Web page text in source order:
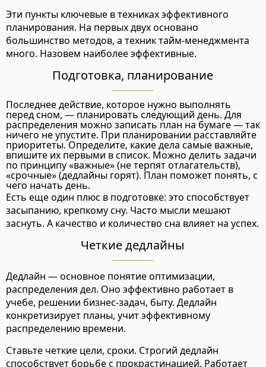
Эти пункты ключевые в техниках эффективного
планирования. На первых двух основано
большинство методов, а техник тайм-менеджмента
много. Назовем наиболее эффективные.
Подготовка, планирование
Последнее действие, которое нужно выполнять
перед сном, — планировать следующий день. Для
распределения можно записать план на бумаге — так
ничего не упустите. При планировании расставляйте
приоритеты. Определите, какие дела самые важные,
впишите их первыми в список. Можно делить задачи
по принципу «важные» (не терпят отлагательств),
«срочные» (дедлайны горят). План поможет понять, с
чего начать день.
Есть еще один плюс в подготовке: это способствует
засыпанию, крепкому сну. Часто мысли мешают
заснуть. А качество и количество сна влияет на успех.
Четкие дедлайны
Дедлайн — основное понятие оптимизации,
распределения дел. Оно эффективно работает в
учебе, решении бизнес-задач, быту. Дедлайн
конкретизирует планы, учит эффективному
распределению времени.
Ставьте четкие цели, сроки. Строгий дедлайн
способствует борьбе с прокрастинацией. Работает